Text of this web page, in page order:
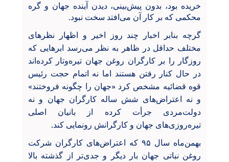
خریده بود، بدون پیش‌بینی، دیدن آینده جهان و گره
محکمی که بر کار آن می‌افتد سخت نبود.
گرچه بنابر اخبار چند روز اخیر و اظهار نظرهای
مختلف حداقل در ظاهر به نظر می‌رسد ابرهایی که
روزگار را بر کارگران روغن جهان تیره‌وتار کرده‌اند
در حال کنار رفتن هستند اما نه اتمام حجت رئیس
قوه قضائیه مشخص کرد «جهان را چگونه فروختند»
و نه اعتراض‌های شش ساله کارگران جهان و نه
دولت‌مردی جرأت کرده از بانیان اصلی
تیره‌روزی‌های جهان و کارگرانش رونمایی کند.
بهمن‌ماه سال ۹۵ که اعتراض‌های کارگران شرکت
روغن نباتی جهان بار دیگر و جدی‌تر از گذشته بالا